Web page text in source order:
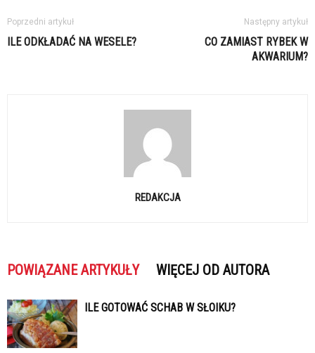
Poprzedni artykuł
ILE ODKŁADAĆ NA WESELE?
Następny artykuł
CO ZAMIAST RYBEK W
AKWARIUM?
REDAKCJA
POWIĄZANE ARTYKUŁY WIĘCEJ OD AUTORA
ILE GOTOWAĆ SCHAB W SŁOIKU?